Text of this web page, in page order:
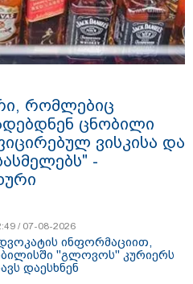
რომლებიც
ცნობილი
ვისკისა და
-
/ 07-08-2026
ინფორმაციით,
"გლოვოს" კურიერს
დაესხნენ